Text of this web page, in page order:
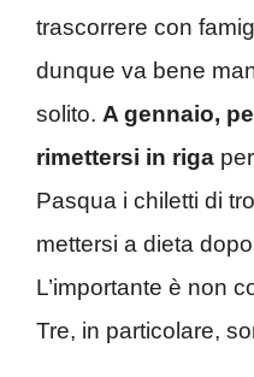
trascorrere con
dunque va bene
solito. A gennaio,
rimettersi in riga
Pasqua i chiletti di
mettersi a dieta
L’importante è non
Tre, in particolare,